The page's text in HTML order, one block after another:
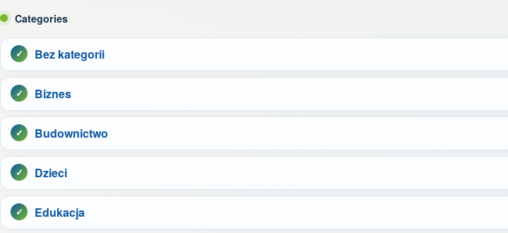
Categories
Bez kategorii
Biznes
Budownictwo
Dzieci
Edukacja